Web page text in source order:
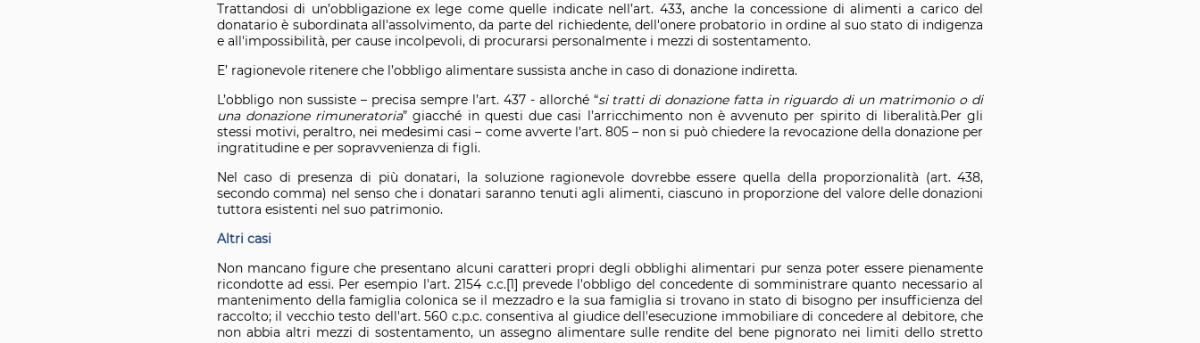
Trattandosi di un’obbligazione ex lege come quelle indicate nell’art. 433, anche la concessione di alimenti a carico del
donatario è subordinata all'assolvimento, da parte del richiedente, dell'onere probatorio in ordine al suo stato di indigenza
e all'impossibilità, per cause incolpevoli, di procurarsi personalmente i mezzi di sostentamento.
E’ ragionevole ritenere che l’obbligo alimentare sussista anche in caso di donazione indiretta.
L’obbligo non sussiste – precisa sempre l’art. 437 - allorché “si tratti di donazione fatta in riguardo di un matrimonio o di
una donazione rimuneratoria” giacché in questi due casi l’arricchimento non è avvenuto per spirito di liberalità.Per gli
stessi motivi, peraltro, nei medesimi casi – come avverte l’art. 805 – non si può chiedere la revocazione della donazione per
ingratitudine e per sopravvenienza di figli.
Nel caso di presenza di più donatari, la soluzione ragionevole dovrebbe essere quella della proporzionalità (art. 438,
secondo comma) nel senso che i donatari saranno tenuti agli alimenti, ciascuno in proporzione del valore delle donazioni
tuttora esistenti nel suo patrimonio.
Altri casi
Non mancano figure che presentano alcuni caratteri propri degli obblighi alimentari pur senza poter essere pienamente
ricondotte ad essi. Per esempio l'art. 2154 c.c.[1] prevede l'obbligo del concedente di somministrare quanto necessario al
mantenimento della famiglia colonica se il mezzadro e la sua famiglia si trovano in stato di bisogno per insufficienza del
raccolto; il vecchio testo dell'art. 560 c.p.c. consentiva al giudice dell'esecuzione immobiliare di concedere al debitore, che
non abbia altri mezzi di sostentamento, un assegno alimentare sulle rendite del bene pignorato nei limiti dello stretto